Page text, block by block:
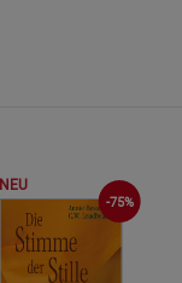
NEU
-75%